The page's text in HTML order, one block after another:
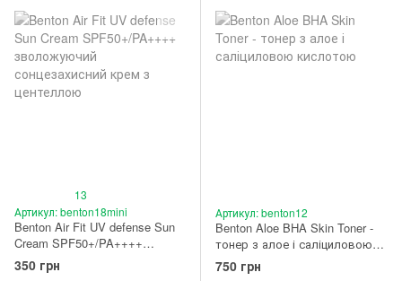
13
Артикул: benton18mini
Benton Air Fit UV defense Sun
Cream SPF50+/PA++++
зволожуючий сонцезахисний
крем з центеллою 12 мл
350 грн
Артикул: benton12
Benton Aloe BHA Skin Toner -
тонер з алое і саліциловою
кислотою 200 мл
750 грн